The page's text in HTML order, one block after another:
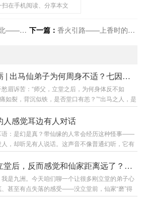
扫在手机阅读、分享本文
的方位学 下一篇： 香火引路——上香时的体感玄机
身心磨砺 | 出马仙弟子为何周身不适？七因详解
眉诉苦：“师父，立堂之后，为何身体反不如
如裂，背沉似铁，是否堂口有恙？”“出马之人，是
皮囊之苦？”答曰：出马仙弟子身体多恙，确是常
不适皆为“正常磨砺”。需明辨根源，方能对症而
应，可分为三大类：修行之“功”：如打窍、踩窍，
，乃必经之路。因果之“债”：如虚病、冤亲债主，
体，当自我调伏。今日详...
人感觉耳边有人对话
语：是幻是真？带仙缘的人常会经历这种怪事——
，却听见有人说话。这声音不像普通幻听，它有
位清晰：声音不从脑子里传来，而是明确从左耳
寸处飘过来，有时甚至感觉有人贴着耳朵根说
正犹豫要不要接某个活，耳边就有人说“别接，要出
忘了某事，突然有声音提醒“柜子第二层”。性别可
为什么立堂后，反而感觉和仙家距离远了？不是“感情”淡了，是关系从“热恋”进入了“过日子”
是九洲。今天咱们聊一个让很多刚立堂的弟子心
、甚至有点失落的感受——没立堂前，仙家“磨”得
烈，好像时刻在身边。可费了九牛二虎之力把堂